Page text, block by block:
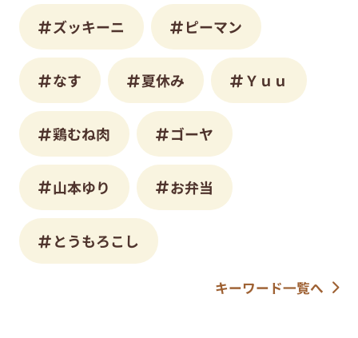
ズッキーニ ピーマン
なす 夏休み Ｙｕｕ
鶏むね肉 ゴーヤ
山本ゆり お弁当
とうもろこし
キーワード一覧へ